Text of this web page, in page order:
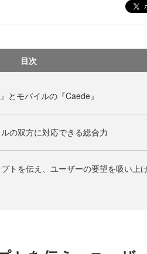
目次
とモバイルの『Caede』
の双方に対応できる総合力
トを伝え、ユーザーの要望を吸い上